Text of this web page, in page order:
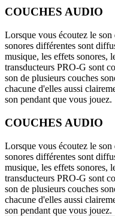
COUCHES AUDIO
Lorsque vous écoutez le son
sonores différentes sont
musique, les effets sonores,
transducteurs PRO-G sont
son de plusieurs couches
chacune d'elles aussi
son pendant que vous jouez.
COUCHES AUDIO
Lorsque vous écoutez le son
sonores différentes sont
musique, les effets sonores,
transducteurs PRO-G sont
son de plusieurs couches
chacune d'elles aussi
son pendant que vous jouez.